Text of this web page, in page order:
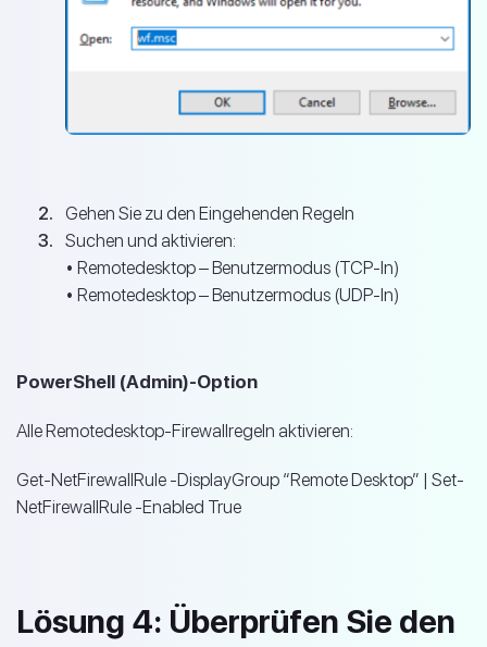
Gehen Sie zu den Eingehenden Regeln
Suchen und aktivieren:
• Remotedesktop – Benutzermodus (TCP-In)
• Remotedesktop – Benutzermodus (UDP-In)
PowerShell (Admin)-Option
Alle Remotedesktop-Firewallregeln aktivieren:
Get-NetFirewallRule -DisplayGroup “Remote Desktop” | Set-
NetFirewallRule -Enabled True
Lösung 4: Überprüfen Sie den